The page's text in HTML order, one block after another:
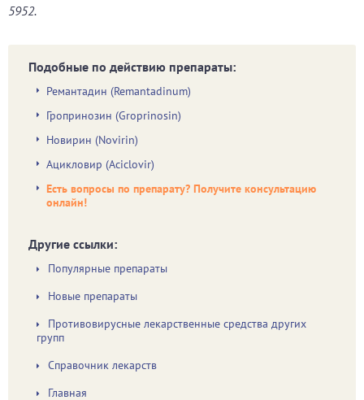
5952.
Подобные по действию препараты:
Ремантадин (Remantadinum)
Гропринозин (Groprinosin)
Новирин (Novirin)
Ацикловир (Aciclovir)
Есть вопросы по препарату? Получите консультацию
онлайн!
Другие ссылки:
Популярные препараты
Новые препараты
Противовирусные лекарственные средства других
групп
Справочник лекарств
Главная